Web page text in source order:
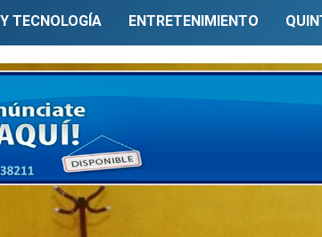
TECNOLOGÍA ENTRETENIMIENTO